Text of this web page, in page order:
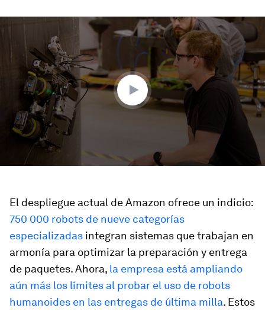
minutes,
seconds
El despliegue actual de Amazon ofrece un indicio:
750 000 robots de nueve categorías
especializadas integran sistemas que trabajan en
armonía para optimizar la preparación y entrega
de paquetes. Ahora, la empresa está ampliando
aún más los límites al probar el uso de robots
humanoides en las entregas de última milla. Estos